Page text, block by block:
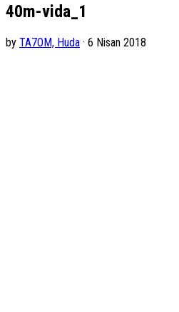
40m-vida_1
by TA7OM, Huda · 6 Nisan 2018